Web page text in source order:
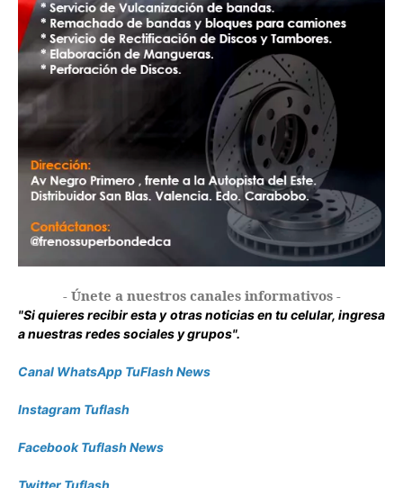
- Únete a nuestros canales informativos -
"Si quieres recibir esta y otras noticias en tu celular, ingresa
a nuestras redes sociales y grupos".
Canal WhatsApp TuFlash News
Instagram Tuflash
Facebook Tuflash News
Twitter Tuflash